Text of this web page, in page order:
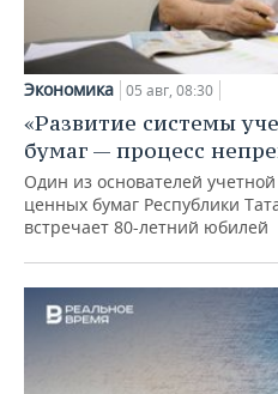
Экономика 05 авг, 08:30
«Развитие системы
бумаг — процесс
Один из основателей
ценных бумаг Республики
встречает 80-летний юбилей